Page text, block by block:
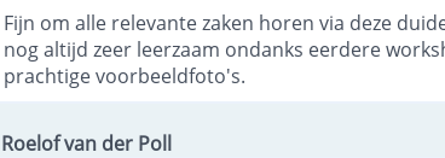
Fijn om alle relevante zaken horen via deze
nog altijd zeer leerzaam ondanks eerdere
prachtige voorbeeldfoto's.
Roelof van der Poll